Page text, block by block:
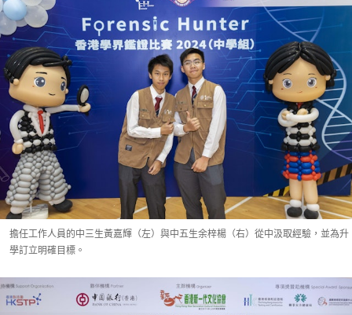
擔任工作人員的中三生黃嘉輝（左）與中五生余梓楊（右）從中汲取經驗，並為升
學訂立明確目標。